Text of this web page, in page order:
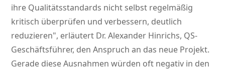
ihre Qualitätsstandards nicht selbst regelmäßig
kritisch überprüfen und verbessern, deutlich
reduzieren , erläutert Dr. Alexander Hinrichs, QS-
Geschäftsführer, den Anspruch an das neue Projekt.
Gerade diese Ausnahmen würden oft negativ in den